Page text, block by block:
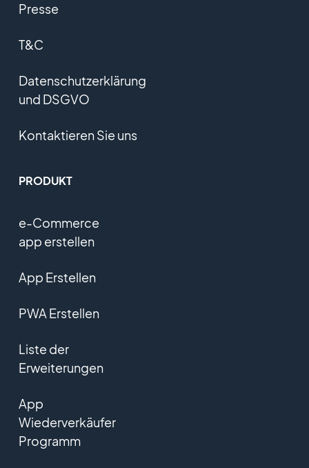
Presse
T&C
Datenschutzerklärung
und DSGVO
Kontaktieren Sie uns
PRODUKT
e-Commerce
app erstellen
App Erstellen
PWA Erstellen
Liste der
Erweiterungen
App
Wiederverkäufer
Programm